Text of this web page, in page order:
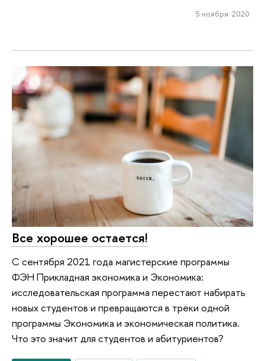
5 ноября 2020
Все хорошее остается!
С сентября 2021 года магистерские программы
ФЭН Прикладная экономика и Экономика:
исследовательская программа перестают набирать
новых студентов и превращаются в треки одной
программы Экономика и экономическая политика.
Что это значит для студентов и абитуриентов?